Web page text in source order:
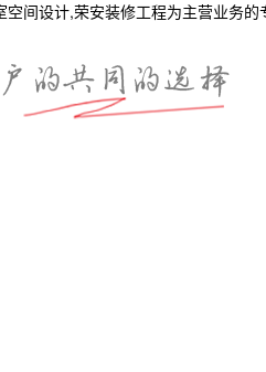
间设计,荣安装修工程为主营业务